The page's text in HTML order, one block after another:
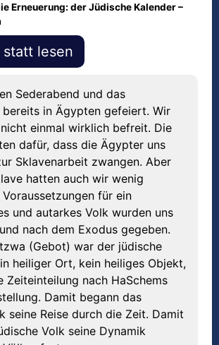
Erneuerung: der Jüdische Kalender –
statt lesen
Sederabend und das
bereits in Ägypten gefeiert. Wir
einmal wirklich befreit. Die
dafür, dass die Ägypter uns
Sklavenarbeit zwangen. Aber
hatten auch wir wenig
Voraussetzungen für ein
und autarkes Volk wurden uns
nach dem Exodus gegeben.
(Gebot) war der jüdische
heiliger Ort, kein heiliges Objekt,
Zeiteinteilung nach HaSchems
Damit begann das
seine Reise durch die Zeit. Damit
Volk seine Dynamik